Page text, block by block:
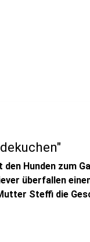
Hunden zum
überfallen
Steffi die